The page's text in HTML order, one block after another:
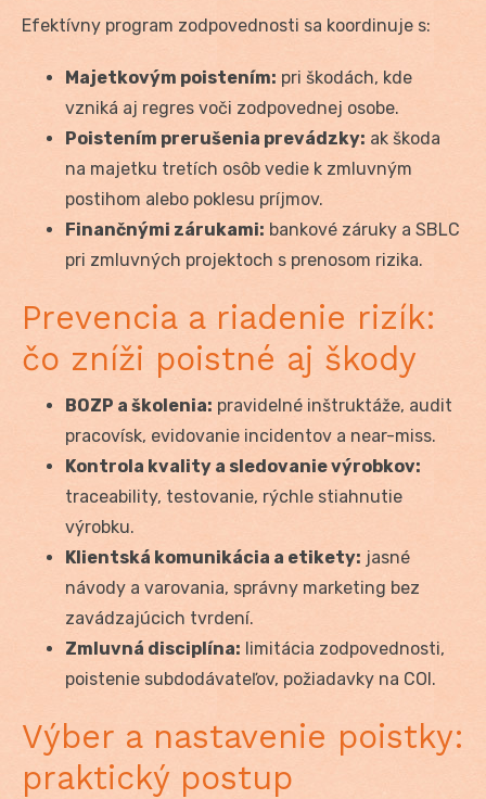
Efektívny program zodpovednosti sa koordinuje s:
Majetkovým poistením: pri škodách, kde
vzniká aj regres voči zodpovednej osobe.
Poistením prerušenia prevádzky: ak škoda
na majetku tretích osôb vedie k zmluvným
postihom alebo poklesu príjmov.
Finančnými zárukami: bankové záruky a SBLC
pri zmluvných projektoch s prenosom rizika.
Prevencia a riadenie rizík:
čo zníži poistné aj škody
BOZP a školenia: pravidelné inštruktáže, audit
pracovísk, evidovanie incidentov a near-miss.
Kontrola kvality a sledovanie výrobkov:
traceability, testovanie, rýchle stiahnutie
výrobku.
Klientská komunikácia a etikety: jasné
návody a varovania, správny marketing bez
zavádzajúcich tvrdení.
Zmluvná disciplína: limitácia zodpovednosti,
poistenie subdodávateľov, požiadavky na COI.
Výber a nastavenie poistky:
praktický postup